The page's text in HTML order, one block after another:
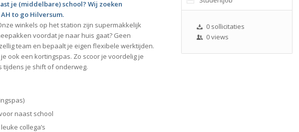
je (middelbare) school? Wij zoeken
to go Hilversum.
winkels op het station zijn supermakkelijk
voordat je naar huis gaat? Geen
team en bepaalt je eigen flexibele werktijden.
ook een kortingspas. Zo scoor je voordelig je
je shift of onderweg.
naast school
collega’s
0 sollicitaties
0 views